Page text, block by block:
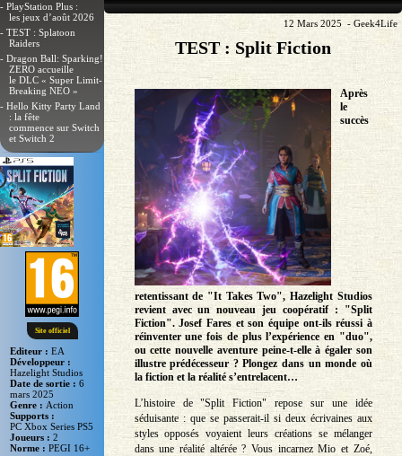
- PlayStation Plus :
les jeux d’août 2026
- TEST : Splatoon
Raiders
- Dragon Ball: Sparking!
ZERO accueille
le DLC « Super Limit-
Breaking NEO »
- Hello Kitty Party Land
: la fête
commence sur Switch
et Switch 2
Site officiel
Editeur :EA
Développeur :
Hazelight Studios
Date de sortie :6
mars 2025
Genre : Action
Supports :
PC Xbox Series PS5
Joueurs :2
Norme :PEGI 16+
12 Mars 2025 - Geek4Life
TEST : Split Fiction
Après
le
succès
retentissant de "It Takes Two", Hazelight Studios
revient avec un nouveau jeu coopératif : "Split
Fiction". Josef Fares et son équipe ont-ils réussi à
réinventer une fois de plus l’expérience en "duo",
ou cette nouvelle aventure peine-t-elle à égaler son
illustre prédécesseur ? Plongez dans un monde où
la fiction et la réalité s’entrelacent…
L’histoire de "Split Fiction" repose sur une idée
séduisante : que se passerait-il si deux écrivaines aux
styles opposés voyaient leurs créations se mélanger
dans une réalité altérée ? Vous incarnez Mio et Zoé,